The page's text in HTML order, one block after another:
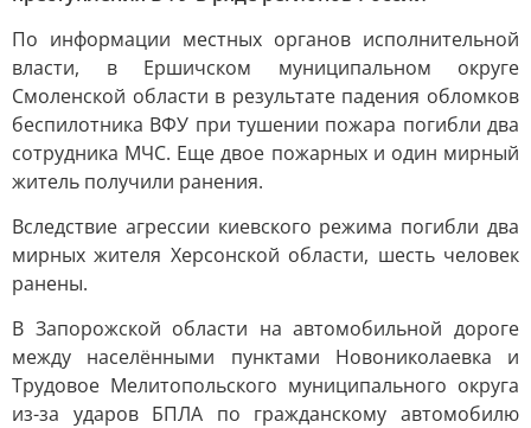
По информации местных органов исполнительной
власти, в Ершичском муниципальном округе
Смоленской области в результате падения обломков
беспилотника ВФУ при тушении пожара погибли два
сотрудника МЧС. Еще двое пожарных и один мирный
житель получили ранения.
Вследствие агрессии киевского режима погибли два
мирных жителя Херсонской области, шесть человек
ранены.
В Запорожской области на автомобильной дороге
между населёнными пунктами Новониколаевка и
Трудовое Мелитопольского муниципального округа
из-за ударов БПЛА по гражданскому автомобилю